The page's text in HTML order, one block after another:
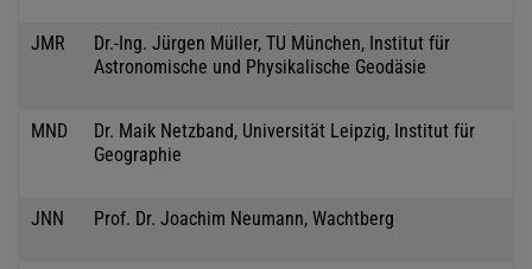
JMR
Dr.-Ing. Jürgen Müller, TU München, Institut für
Astronomische und Physikalische Geodäsie
MND
Dr. Maik Netzband, Universität Leipzig, Institut für
Geographie
JNN Prof. Dr. Joachim Neumann, Wachtberg